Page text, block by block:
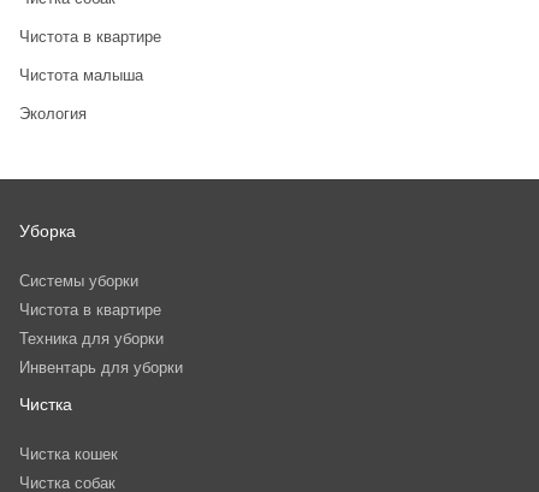
Чистота в квартире
Чистота малыша
Экология
Уборка
Системы уборки
Чистота в квартире
Техника для уборки
Инвентарь для уборки
Чистка
Чистка кошек
Чистка собак